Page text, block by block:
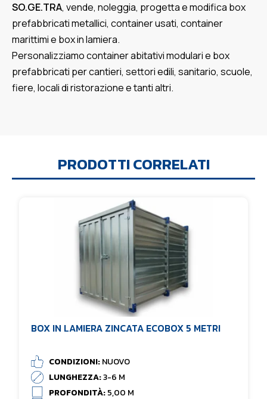
SO.GE.TRA, vende, noleggia, progetta e modifica box
prefabbricati metallici, container usati, container
marittimi e box in lamiera.
Personalizziamo container abitativi modulari e box
prefabbricati per cantieri, settori edili, sanitario, scuole,
fiere, locali di ristorazione e tanti altri.
PRODOTTI CORRELATI
BOX IN LAMIERA ZINCATA ECOBOX 5 METRI
CONDIZIONI:NUOVO
LUNGHEZZA:3-6 M
PROFONDITÀ:5,00 M